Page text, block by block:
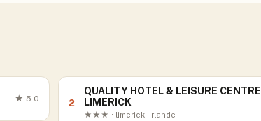
★ 5.0 2
QUALITY HOTEL & LEISURE CENTRE
LIMERICK
★★★ · limerick, Irlande